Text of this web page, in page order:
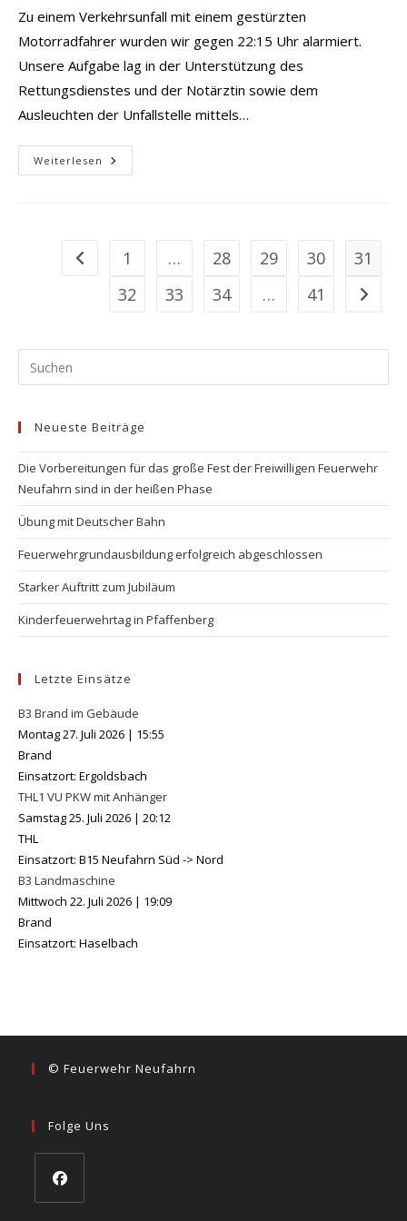
Zu einem Verkehrsunfall mit einem gestürzten
Motorradfahrer wurden wir gegen 22:15 Uhr alarmiert.
Unsere Aufgabe lag in der Unterstützung des
Rettungsdienstes und der Notärztin sowie dem
Ausleuchten der Unfallstelle mittels…
Weiterlesen Verkehrsunfall
Mit
Zur vorherigen Seite
1 … 28 29 30
31
32
33 34 … 41 Zur
Neueste Beiträge
Die Vorbereitungen für das große Fest der Freiwilligen Feuerwehr
Neufahrn sind in der heißen Phase
Übung mit Deutscher Bahn
Feuerwehrgrundausbildung erfolgreich abgeschlossen
Starker Auftritt zum Jubiläum
Kinderfeuerwehrtag in Pfaffenberg
Letzte Einsätze
B3 Brand im Gebäude
Montag 27. Juli 2026 | 15:55
Brand
Einsatzort: Ergoldsbach
THL1 VU PKW mit Anhänger
Samstag 25. Juli 2026 | 20:12
THL
Einsatzort: B15 Neufahrn Süd -> Nord
B3 Landmaschine
Mittwoch 22. Juli 2026 | 19:09
Brand
Einsatzort: Haselbach
© Feuerwehr Neufahrn
Folge Uns